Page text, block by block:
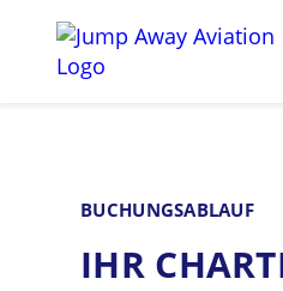
BUCHUNGSABLAUF
IHR